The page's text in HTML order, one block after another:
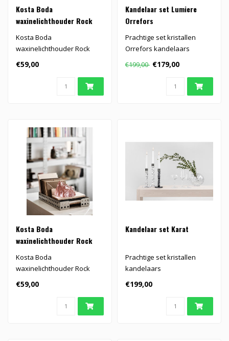
Kosta Boda
waxinelichthouder Rock
Kosta Boda
waxinelichthouder Rock
€59,00
Kandelaar set Lumiere
Orrefors
Prachtige set kristallen
Orrefors kandelaars
€199,00 €179,00
Kosta Boda
waxinelichthouder Rock
Kosta Boda
waxinelichthouder Rock
gemaakt van het mooiste
kristal..
€59,00
Kandelaar set Karat
Prachtige set kristallen
kandelaars
€199,00